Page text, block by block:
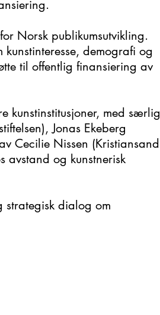
Norsk publikumsutvikling.
demografi og
til offentlig finansiering av
kunstinstitusjoner, med særlig
Jonas Ekeberg
Cecilie Nissen (Kristiansand
avstand og kunstnerisk
strategisk dialog om